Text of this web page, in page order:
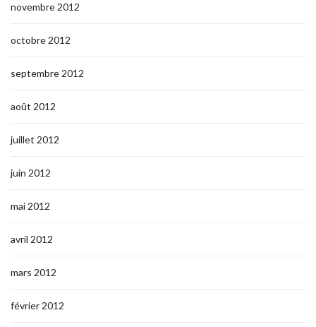
novembre 2012
octobre 2012
septembre 2012
août 2012
juillet 2012
juin 2012
mai 2012
avril 2012
mars 2012
février 2012